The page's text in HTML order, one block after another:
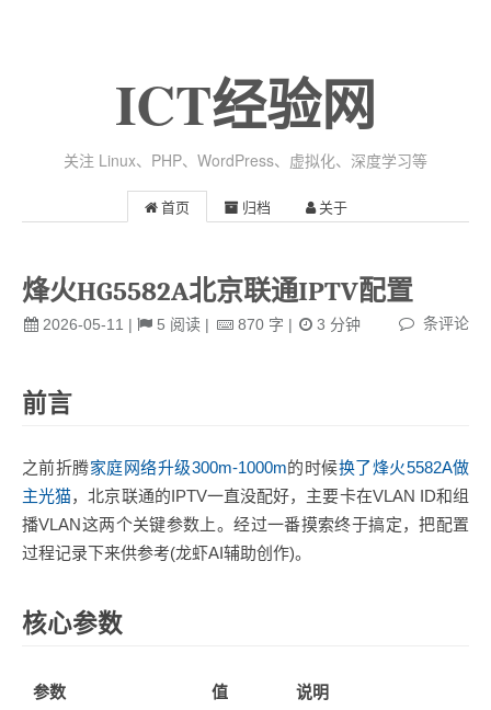
ICT经验网
关注 Linux、PHP、WordPress、虚拟化、深度学习等
首页 归档 关于
烽火HG5582A北京联通IPTV配置
2026-05-11 | 5 阅读 | 870字 | 3 分钟 条评论
前言
之前折腾家庭网络升级300m-1000m的时候换了烽火5582A做
主光猫，北京联通的IPTV一直没配好，主要卡在VLAN ID和组
播VLAN这两个关键参数上。经过一番摸索终于搞定，把配置
过程记录下来供参考(龙虾AI辅助创作)。
核心参数
参数 值 说明